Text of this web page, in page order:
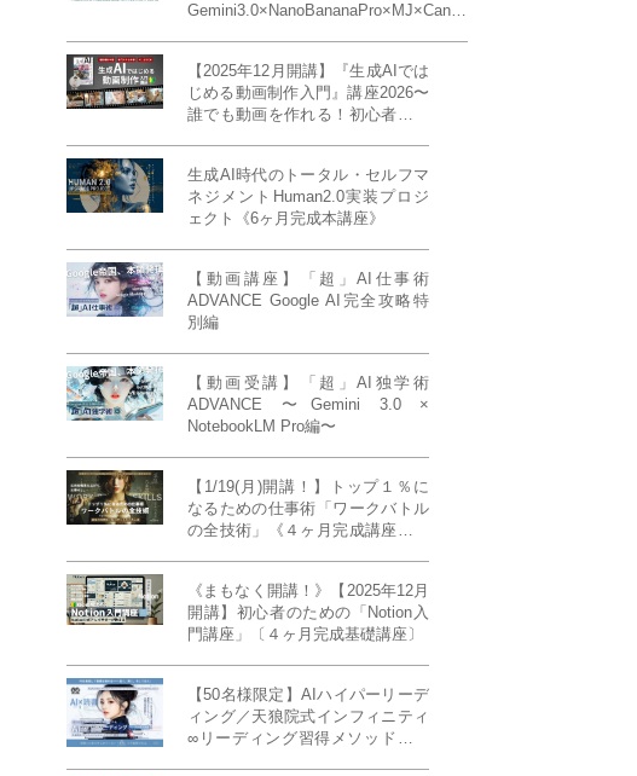
Gemini3.0×NanoBananaPro×MJ×Canva
【2025年12月開講】『生成AIでは
じめる動画制作入門』講座2026〜
誰でも動画を作れる！初心者から
生成AI時代のトータル・セルフマ
ネジメントHuman2.0実装プロジ
ェクト《6ヶ月完成本講座》
【動画講座】「超」AI仕事術
ADVANCE Google AI完全攻略特
別編
【動画受講】「超」AI独学術
ADVANCE 〜Gemini 3.0 ×
NotebookLM Pro編〜
【1/19(月)開講！】トップ１％に
なるための仕事術「ワークバトル
の全技術」《４ヶ月完成講座》ー
《まもなく開講！》【2025年12月
開講】初心者のための「Notion入
門講座」〔４ヶ月完成基礎講座〕
【50名様限定】AIハイパーリーデ
ィング／天狼院式インフィニティ
∞リーディング習得メソッド《４